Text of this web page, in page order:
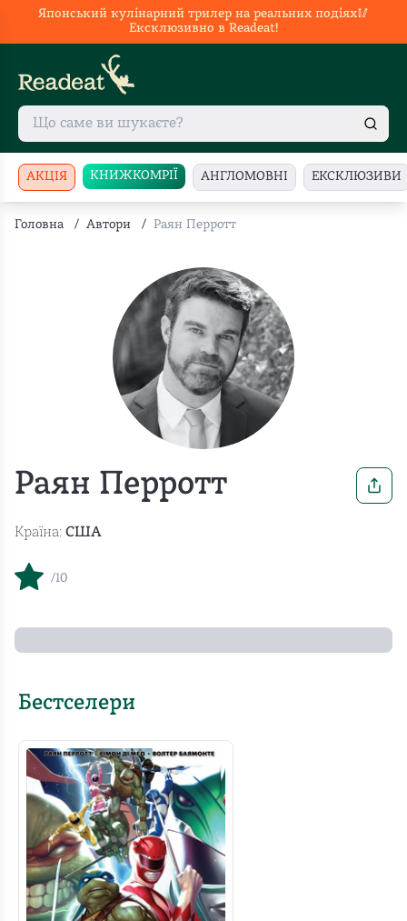
Японський кулінарний трилер на реальних подіях🥢
Ексклюзивно в Readeat!
АКЦІЯ КНИЖКОМРІЇ АНГЛОМОВНІ ЕКСКЛЮЗИВИ
Головна / Автори / Раян Перротт
Раян Перротт
Країна: США
/10
Бестселери